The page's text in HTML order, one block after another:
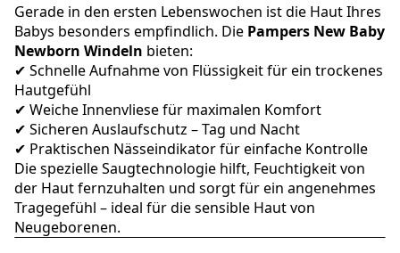
Gerade in den ersten Lebenswochen ist die Haut Ihres
Babys besonders empfindlich. Die Pampers New Baby
Newborn Windeln bieten:
✔ Schnelle Aufnahme von Flüssigkeit für ein trockenes
Hautgefühl
✔ Weiche Innenvliese für maximalen Komfort
✔ Sicheren Auslaufschutz – Tag und Nacht
✔ Praktischen Nässeindikator für einfache Kontrolle
Die spezielle Saugtechnologie hilft, Feuchtigkeit von
der Haut fernzuhalten und sorgt für ein angenehmes
Tragegefühl – ideal für die sensible Haut von
Neugeborenen.